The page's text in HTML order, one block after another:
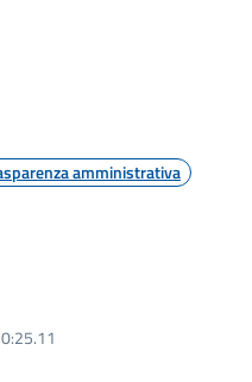
amministrativa